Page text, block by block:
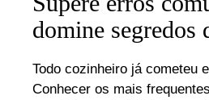
domine segredos
Todo cozinheiro já cometeu
Conhecer os mais